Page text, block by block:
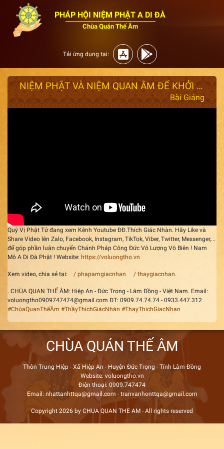
PHÁP HỘI NIỆM PHẬT A DI ĐÀ
Chùa Quán Thế Âm
Tải ứng dụng tại:
NIỆM PHẬT VÀ NIỆM QUAN ÂM ĐỂ KHỞI TÁC DỤNG - Thượng Tọa: THÍCH GIÁC NHÀN GIẢNG:19/09/ NĂM ẤT TỴ
Bài Giảng
Quý Vị Phật Tử đang xem Kênh Youtube ĐĐ.Thích Giác Nhàn. Hãy Like và
Share Video lên Zalo, Facebook, Instagram, TikTok, Viber, Twitter, Messenger,...
để góp phần luân chuyển Chánh Pháp Công Đức Vô Lượng Vô Biên ! Nam
Mô A Di Đà Phật ! Website: https://voluongtho.vn
Xem video, chia sẻ tại: / phapamgiacnhan / thaygiacnhan.
. CHÙA QUAN THẾ ÂM: Hiệp An - Đức Trọng - Lâm Đồng - Việt Nam. Email:
voluongtho0909747474@gmail.com ĐT: 0909.74.74.74 - 0933.447.312
#ChùaQuanThếÂm #ThầyThíchGiácNhàn #ThayThichGiacNhan
CHÙA QUÁN THẾ ÂM
Thôn Trung Hiệp - Xã Hiệp An - Huyện Đức Trọng - Tỉnh Lâm Đồng
Website: voluongtho.vn
Điện thoại: 0909.747474
Email: nhattanhttqa@gmail.com - tranvanhonttqa@gmail.com
Copyright 2026 by CHUA QUAN THE AM - All rights reserved